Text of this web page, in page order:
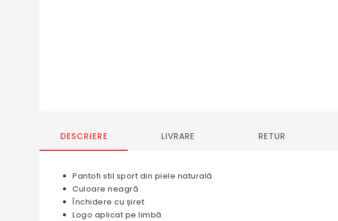
DESCRIERE LIVRARE RETUR
Pantofi stil sport din piele naturală
Culoare neagră
Închidere cu șiret
Logo aplicat pe limbă